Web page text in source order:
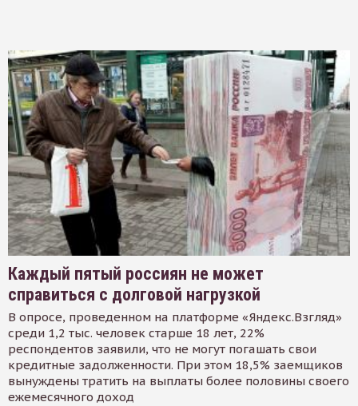
Каждый пятый россиян не может
справиться с долговой нагрузкой
В опросе, проведенном на платформе «Яндекс.Взгляд»
среди 1,2 тыс. человек старше 18 лет, 22%
респондентов заявили, что не могут погашать свои
кредитные задолженности. При этом 18,5% заемщиков
вынуждены тратить на выплаты более половины своего
ежемесячного доход